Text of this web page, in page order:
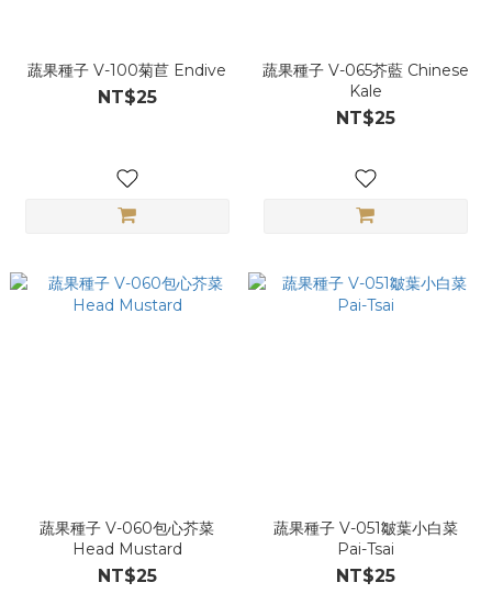
蔬果種子 V-100菊苣 Endive
NT$25
蔬果種子 V-065芥藍 Chinese
Kale
NT$25
蔬果種子 V-060包心芥菜
Head Mustard
NT$25
蔬果種子 V-051皺葉小白菜
Pai-Tsai
NT$25